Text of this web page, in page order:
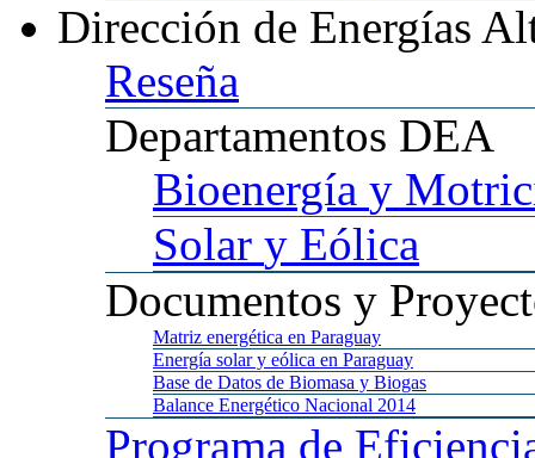
Dirección de Energías
Reseña
Departamentos DEA
Bioenergía y
Solar y Eólica
Documentos y
Matriz energética en Paraguay
Energía solar y eólica en Paraguay
Base de Datos de Biomasa y Biogas
Balance Energético Nacional 2014
Programa de